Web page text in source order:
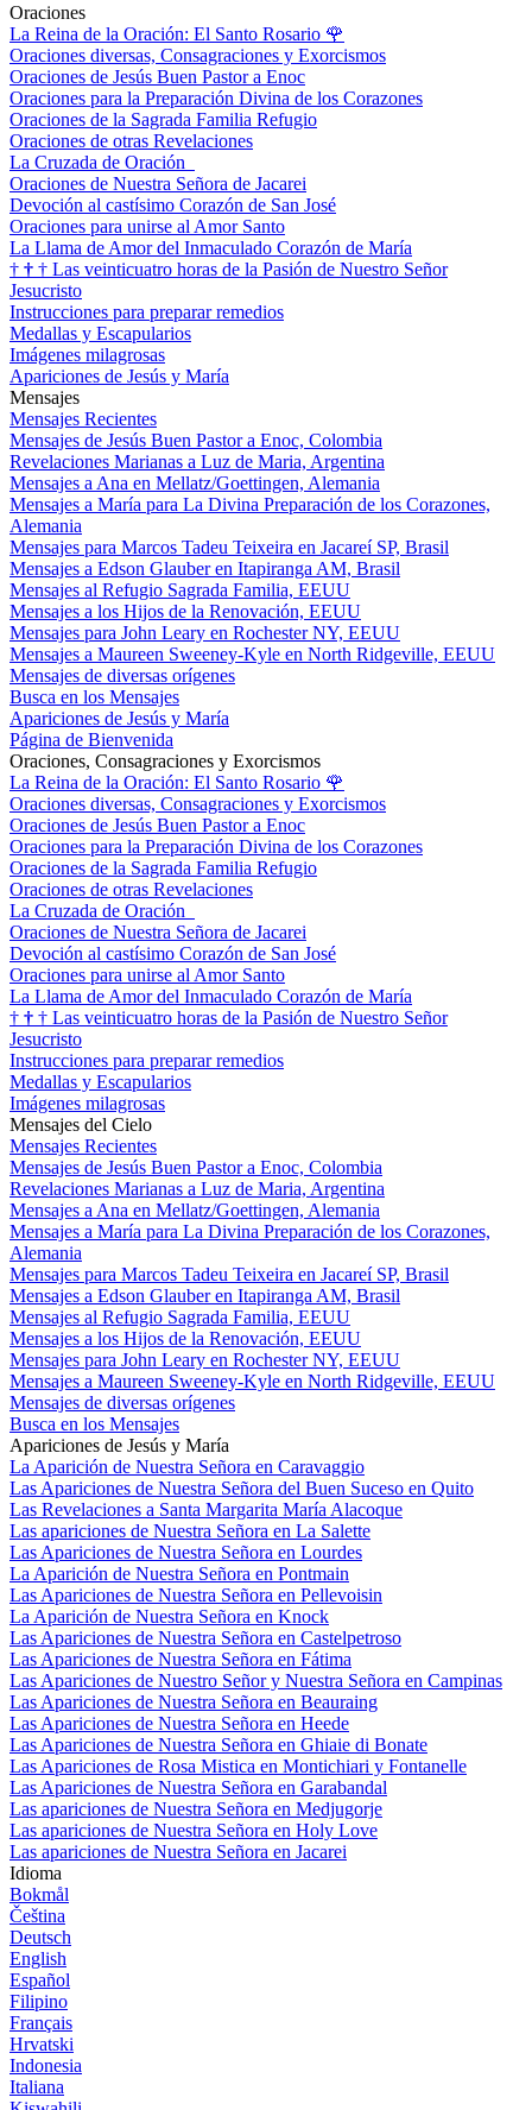
Oraciones
La Reina de la Oración: El Santo Rosario 🌹
Oraciones diversas, Consagraciones y Exorcismos
Oraciones de Jesús Buen Pastor a Enoc
Oraciones para la Preparación Divina de los Corazones
Oraciones de la Sagrada Familia Refugio
Oraciones de otras Revelaciones
La Cruzada de Oración
Oraciones de Nuestra Señora de Jacarei
Devoción al castísimo Corazón de San José
Oraciones para unirse al Amor Santo
La Llama de Amor del Inmaculado Corazón de María
† † † Las veinticuatro horas de la Pasión de Nuestro Señor
Jesucristo
Instrucciones para preparar remedios
Medallas y Escapularios
Imágenes milagrosas
Apariciones de Jesús y María
Mensajes
Mensajes Recientes
Mensajes de Jesús Buen Pastor a Enoc, Colombia
Revelaciones Marianas a Luz de Maria, Argentina
Mensajes a Ana en Mellatz/Goettingen, Alemania
Mensajes a María para La Divina Preparación de los Corazones,
Alemania
Mensajes para Marcos Tadeu Teixeira en Jacareí SP, Brasil
Mensajes a Edson Glauber en Itapiranga AM, Brasil
Mensajes al Refugio Sagrada Familia, EEUU
Mensajes a los Hijos de la Renovación, EEUU
Mensajes para John Leary en Rochester NY, EEUU
Mensajes a Maureen Sweeney-Kyle en North Ridgeville, EEUU
Mensajes de diversas orígenes
Busca en los Mensajes
Apariciones de Jesús y María
Página de Bienvenida
Oraciones, Consagraciones y Exorcismos
La Reina de la Oración: El Santo Rosario 🌹
Oraciones diversas, Consagraciones y Exorcismos
Oraciones de Jesús Buen Pastor a Enoc
Oraciones para la Preparación Divina de los Corazones
Oraciones de la Sagrada Familia Refugio
Oraciones de otras Revelaciones
La Cruzada de Oración
Oraciones de Nuestra Señora de Jacarei
Devoción al castísimo Corazón de San José
Oraciones para unirse al Amor Santo
La Llama de Amor del Inmaculado Corazón de María
† † † Las veinticuatro horas de la Pasión de Nuestro Señor
Jesucristo
Instrucciones para preparar remedios
Medallas y Escapularios
Imágenes milagrosas
Mensajes del Cielo
Mensajes Recientes
Mensajes de Jesús Buen Pastor a Enoc, Colombia
Revelaciones Marianas a Luz de Maria, Argentina
Mensajes a Ana en Mellatz/Goettingen, Alemania
Mensajes a María para La Divina Preparación de los Corazones,
Alemania
Mensajes para Marcos Tadeu Teixeira en Jacareí SP, Brasil
Mensajes a Edson Glauber en Itapiranga AM, Brasil
Mensajes al Refugio Sagrada Familia, EEUU
Mensajes a los Hijos de la Renovación, EEUU
Mensajes para John Leary en Rochester NY, EEUU
Mensajes a Maureen Sweeney-Kyle en North Ridgeville, EEUU
Mensajes de diversas orígenes
Busca en los Mensajes
Apariciones de Jesús y María
La Aparición de Nuestra Señora en Caravaggio
Las Apariciones de Nuestra Señora del Buen Suceso en Quito
Las Revelaciones a Santa Margarita María Alacoque
Las apariciones de Nuestra Señora en La Salette
Las Apariciones de Nuestra Señora en Lourdes
La Aparición de Nuestra Señora en Pontmain
Las Apariciones de Nuestra Señora en Pellevoisin
La Aparición de Nuestra Señora en Knock
Las Apariciones de Nuestra Señora en Castelpetroso
Las Apariciones de Nuestra Señora en Fátima
Las Apariciones de Nuestro Señor y Nuestra Señora en Campinas
Las Apariciones de Nuestra Señora en Beauraing
Las Apariciones de Nuestra Señora en Heede
Las Apariciones de Nuestra Señora en Ghiaie di Bonate
Las Apariciones de Rosa Mistica en Montichiari y Fontanelle
Las Apariciones de Nuestra Señora en Garabandal
Las apariciones de Nuestra Señora en Medjugorje
Las apariciones de Nuestra Señora en Holy Love
Las apariciones de Nuestra Señora en Jacarei
Idioma
Bokmål
Čeština
Deutsch
English
Español
Filipino
Français
Hrvatski
Indonesia
Italiana